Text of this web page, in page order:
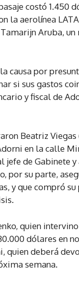
costó 1.450
aerolínea
Aruba,
causa por
si sus gastos
y fiscal de
Beatriz
en la calle
jefe de Gabinete
por su parte,
y que compró
quien
dólares en
quien deberá
semana.